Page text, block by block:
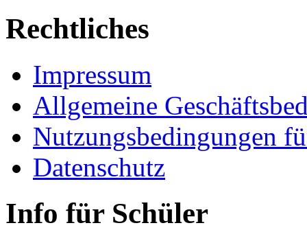
Rechtliches
Impressum
Allgemeine
Nutzungsbedingungen
Datenschutz
Info für Schüler